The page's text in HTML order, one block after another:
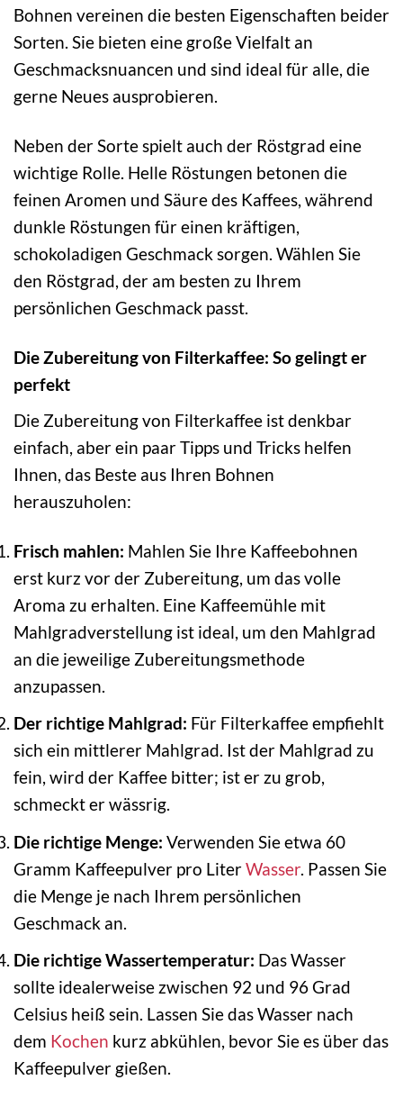
Bohnen vereinen die besten Eigenschaften beider
Sorten. Sie bieten eine große Vielfalt an
Geschmacksnuancen und sind ideal für alle, die
gerne Neues ausprobieren.
Neben der Sorte spielt auch der Röstgrad eine
wichtige Rolle. Helle Röstungen betonen die
feinen Aromen und Säure des Kaffees, während
dunkle Röstungen für einen kräftigen,
schokoladigen Geschmack sorgen. Wählen Sie
den Röstgrad, der am besten zu Ihrem
persönlichen Geschmack passt.
Die Zubereitung von Filterkaffee: So gelingt er
perfekt
Die Zubereitung von Filterkaffee ist denkbar
einfach, aber ein paar Tipps und Tricks helfen
Ihnen, das Beste aus Ihren Bohnen
herauszuholen:
Frisch mahlen: Mahlen Sie Ihre Kaffeebohnen
erst kurz vor der Zubereitung, um das volle
Aroma zu erhalten. Eine Kaffeemühle mit
Mahlgradverstellung ist ideal, um den Mahlgrad
an die jeweilige Zubereitungsmethode
anzupassen.
Der richtige Mahlgrad: Für Filterkaffee empfiehlt
sich ein mittlerer Mahlgrad. Ist der Mahlgrad zu
fein, wird der Kaffee bitter; ist er zu grob,
schmeckt er wässrig.
Die richtige Menge: Verwenden Sie etwa 60
Gramm Kaffeepulver pro LiterWasser. Passen Sie
die Menge je nach Ihrem persönlichen
Geschmack an.
Die richtige Wassertemperatur: Das Wasser
sollte idealerweise zwischen 92 und 96 Grad
Celsius heiß sein. Lassen Sie das Wasser nach
dem Kochen kurz abkühlen, bevor Sie es über das
Kaffeepulver gießen.